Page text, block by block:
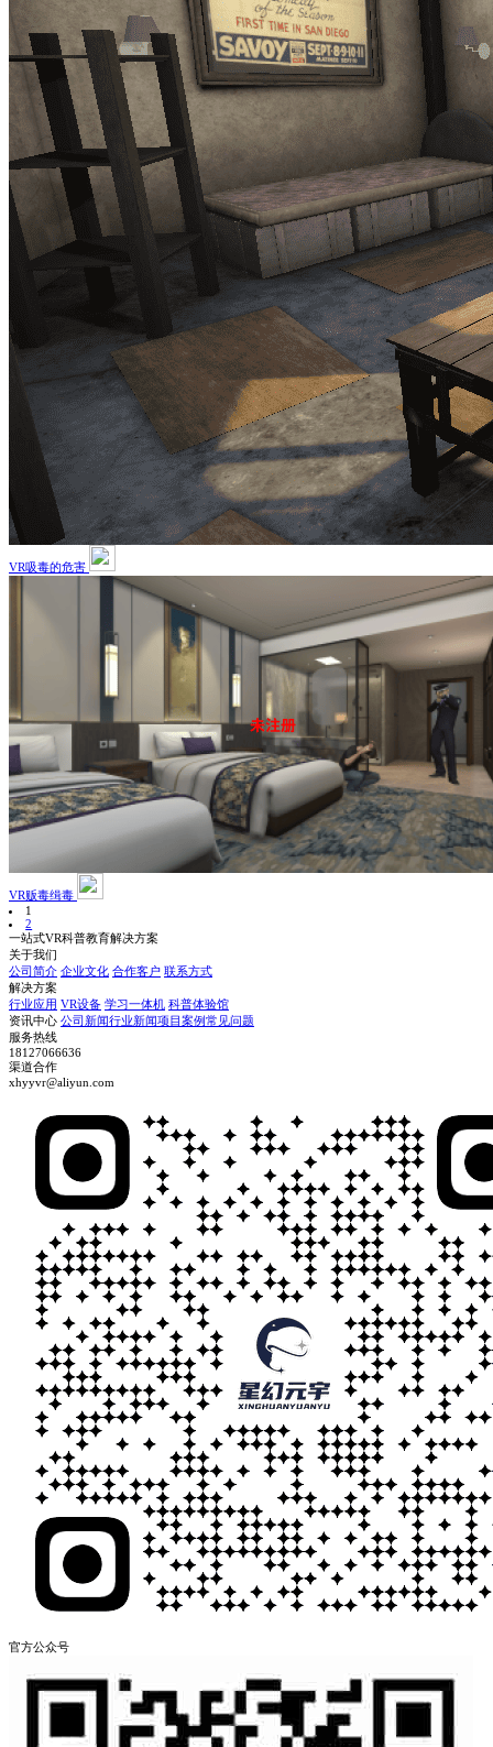
VR吸毒的危害
VR贩毒缉毒
1
2
一站式VR科普教育解决方案
关于我们
公司简介 企业文化 合作客户 联系方式
解决方案
行业应用 VR设备 学习一体机 科普体验馆
资讯中心 公司新闻行业新闻项目案例常见问题
服务热线
18127066636
渠道合作
xhyyvr@aliyun.com
官方公众号